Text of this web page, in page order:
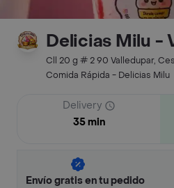
Delicias Milu -
Cll 20 g # 2 90 Valledupar,
Comida Rápida - Delicias Milu
Delivery
35 min
Envío gratis en tu pedido